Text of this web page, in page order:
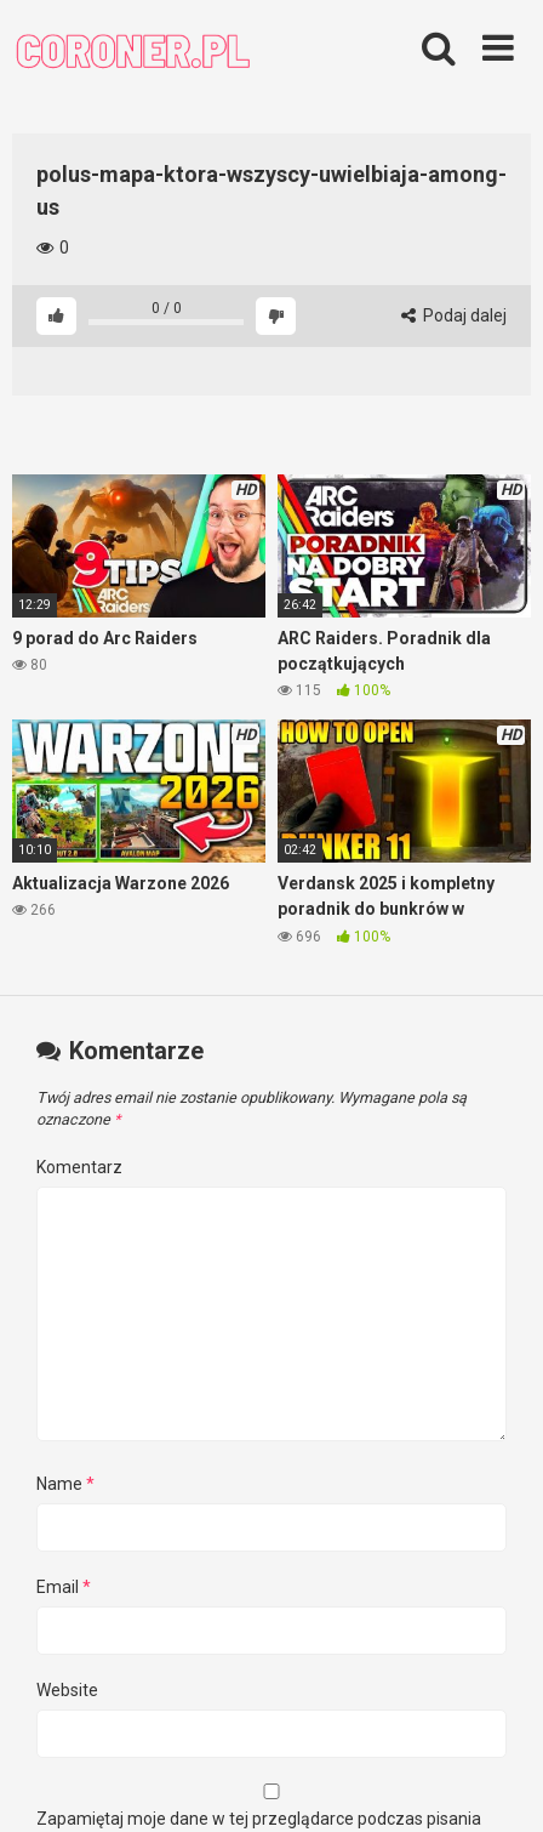
content
polus-mapa-ktora-wszyscy-uwielbiaja-among-
us
0
0 / 0 Podaj dalej
HD
12:29
9 porad do Arc Raiders
80
HD
26:42
ARC Raiders. Poradnik dla
początkujących
115 100%
HD
10:10
Aktualizacja Warzone 2026
266
HD
02:42
Verdansk 2025 i kompletny
poradnik do bunkrów w
Warzone
696 100%
Komentarze
Twój adres email nie zostanie opublikowany. Wymagane pola są
oznaczone *
Komentarz
Name *
Email *
Website
Zapamiętaj moje dane w tej przeglądarce podczas pisania